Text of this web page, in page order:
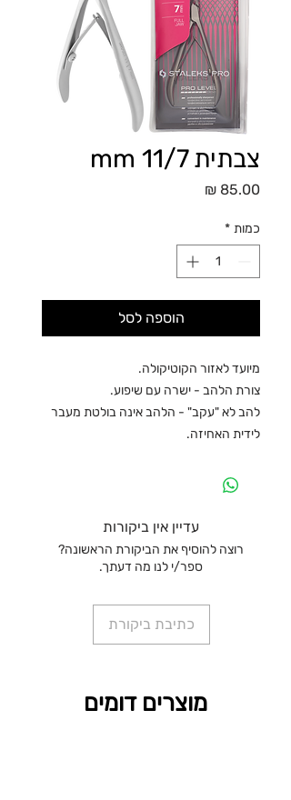
צבתית 11/7 mm
כמות *
הוספה לסל
מיועד לאזור הקוטיקולה.
צורת הלהב - ישרה עם שיפוע.
להב לא "עקב" - הלהב אינה בולטת מעבר
לידית האחיזה.
עדיין אין ביקורות
רוצה להוסיף את הביקורת הראשונה?
ספר/י לנו מה דעתך.
כתיבת ביקורת
מוצרים דומים